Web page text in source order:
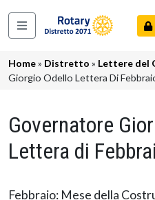
Navigazione
Briciole di pane
Home Distretto Lettere del
Giorgio Odello Lettera Di
Governatore
Lettera di
Febbraio: Mese della